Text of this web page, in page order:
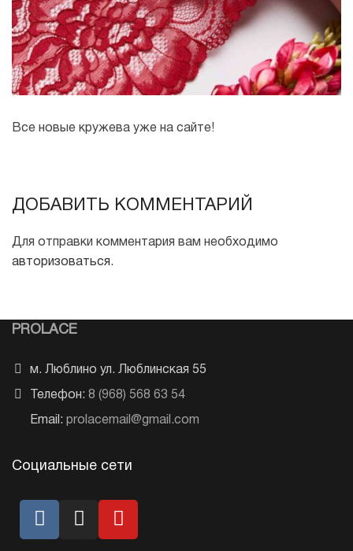
Все новые кружева уже на сайте!
ДОБАВИТЬ КОММЕНТАРИЙ
Для отправки комментария вам необходимо
авторизоваться .
PROLACE
м. Люблино ул. Люблинская 55
Телефон: 8 (968) 568 63 54
Email: prolacemail@gmail.com
Социальные сети